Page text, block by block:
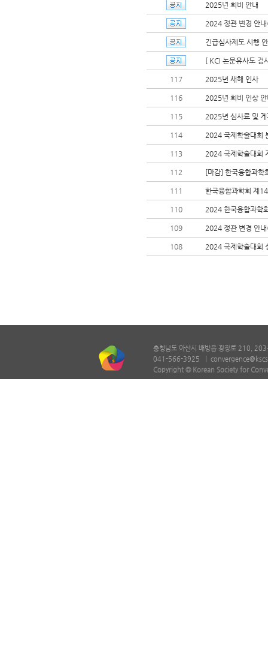
2025년 회비 안내
2024 정관 변경 안
긴급심사제도 시행
[ KCI 논문유사도 검
117 2025년 새해 인사
116 2025년 회비 인상 안
115 2025년 심사료 및
114 2024 국제학술대회
113 2024 국제학술대회
112 [마감] 한국융합과학
111 한국융합과학회 제
110 2024 한국융합과학
109 2024 정관 변경 안
108 2024 국제학술대회
충청남도 아산시 배방읍 광장로 210,
041-566-3925 |
Copyright © Korean Society for